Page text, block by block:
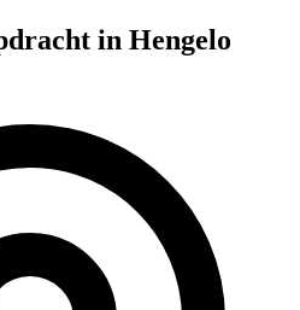
in Hengelo